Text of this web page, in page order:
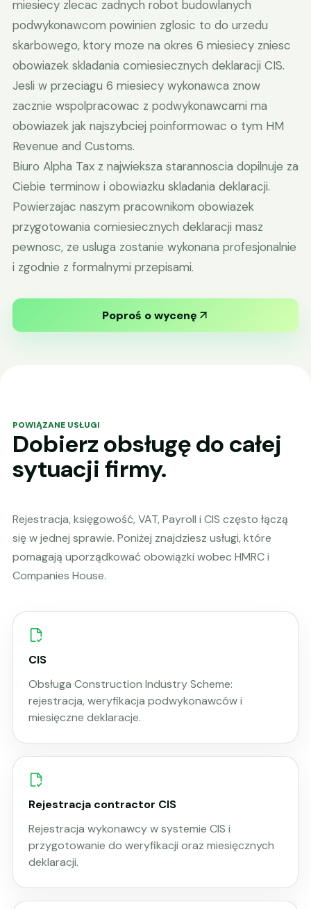
miesiecy zlecac zadnych robot budowlanych
podwykonawcom powinien zglosic to do urzedu
skarbowego, ktory moze na okres 6 miesiecy zniesc
obowiazek skladania comiesiecznych deklaracji CIS.
Jesli w przeciagu 6 miesiecy wykonawca znow
zacznie wspolpracowac z podwykonawcami ma
obowiazek jak najszybciej poinformowac o tym HM
Revenue and Customs.
Biuro Alpha Tax z najwieksza starannoscia dopilnuje za
Ciebie terminow i obowiazku skladania deklaracji.
Powierzajac naszym pracownikom obowiazek
przygotowania comiesiecznych deklaracji masz
pewnosc, ze usluga zostanie wykonana profesjonalnie
i zgodnie z formalnymi przepisami.
Poproś o wycenę
POWIĄZANE USŁUGI
Dobierz obsługę do całej
sytuacji firmy.
Rejestracja, księgowość, VAT, Payroll i CIS często łączą
się w jednej sprawie. Poniżej znajdziesz usługi, które
pomagają uporządkować obowiązki wobec HMRC i
Companies House.
CIS
Obsługa Construction Industry Scheme:
rejestracja, weryfikacja podwykonawców i
miesięczne deklaracje.
Rejestracja contractor CIS
Rejestracja wykonawcy w systemie CIS i
przygotowanie do weryfikacji oraz miesięcznych
deklaracji.